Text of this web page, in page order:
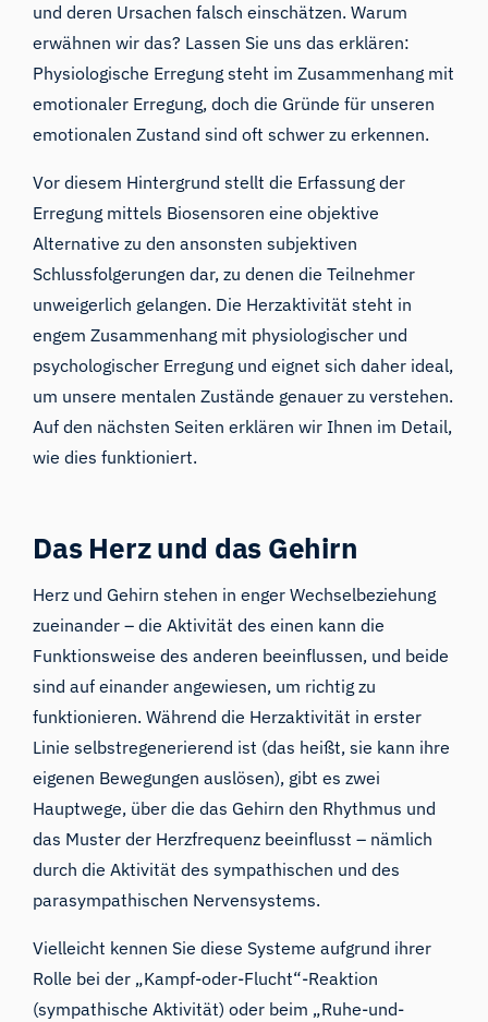
und deren Ursachen falsch einschätzen. Warum
erwähnen wir das? Lassen Sie uns das erklären:
Physiologische Erregung steht im Zusammenhang mit
emotionaler Erregung, doch die Gründe für unseren
emotionalen Zustand sind oft schwer zu erkennen.
Vor diesem Hintergrund stellt die Erfassung der
Erregung mittels Biosensoren eine objektive
Alternative zu den ansonsten subjektiven
Schlussfolgerungen dar, zu denen die Teilnehmer
unweigerlich gelangen. Die Herzaktivität steht in
engem Zusammenhang mit physiologischer und
psychologischer Erregung und eignet sich daher ideal,
um unsere mentalen Zustände genauer zu verstehen.
Auf den nächsten Seiten erklären wir Ihnen im Detail,
wie dies funktioniert.
Das Herz und das Gehirn
Herz und Gehirn stehen in enger Wechselbeziehung
zueinander – die Aktivität des einen kann die
Funktionsweise des anderen beeinflussen, und beide
sind auf einander angewiesen, um richtig zu
funktionieren. Während die Herzaktivität in erster
Linie selbstregenerierend ist (das heißt, sie kann ihre
eigenen Bewegungen auslösen), gibt es zwei
Hauptwege, über die das Gehirn den Rhythmus und
das Muster der Herzfrequenz beeinflusst – nämlich
durch die Aktivitätdes sympathischen und des
parasympathischen Nervensystems.
Vielleicht kennen Sie diese Systeme aufgrund ihrer
Rolle bei der „Kampf-oder-Flucht“-Reaktion
(sympathische Aktivität) oder beim „Ruhe-und-